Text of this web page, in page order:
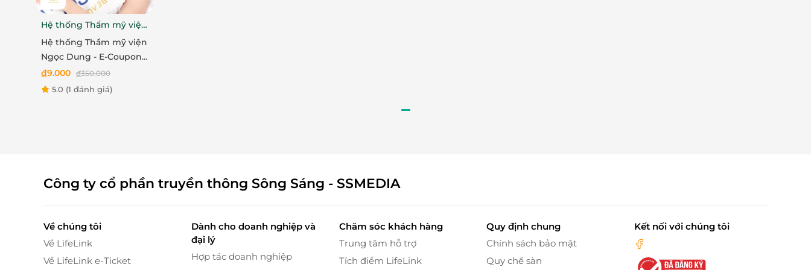
nhận được sự khác biệt rõ rệt: làn da không chỉ mịn màng, tươi trẻ mà còn có sức sống mới, tràn
Hệ thống Thẩm mỹ viện
Ngọc Dung
Hệ thống Thẩm mỹ viện
Ngọc Dung - E-Coupon
ưu đãi trải nghiệm dịch
vụ Triệt lông nách hoặc
đ9.000 đ350.000
5.0 (1 đánh giá)
Công ty cổ phần truyền thông Sông Sáng - SSMEDIA
Về chúng tôi
Về LifeLink
Về LifeLink e-Ticket
Dành cho doanh nghiệp và
đại lý
Hợp tác doanh nghiệp
Chăm sóc khách hàng
Trung tâm hỗ trợ
Tích điểm LifeLink
Quy định chung
Chính sách bảo mật
Quy chế sàn
Kết nối với chúng tôi